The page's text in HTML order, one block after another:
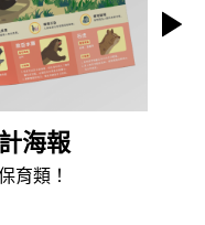
海報
育類！